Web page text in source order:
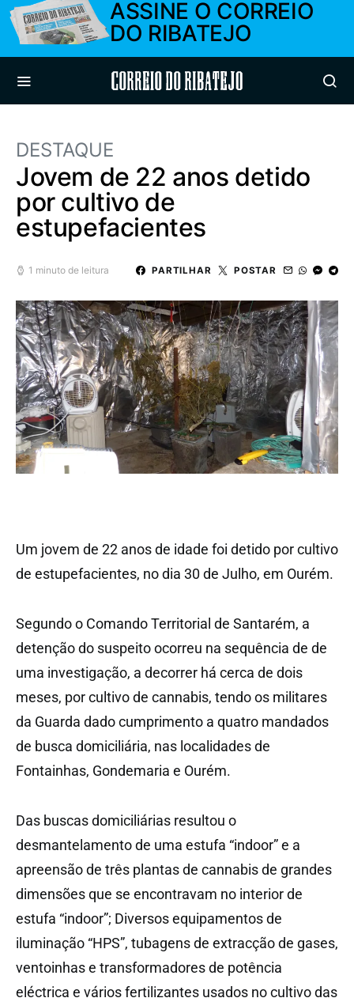
ASSINE O CORREIO
DO RIBATEJO
Correio do Ribatejo
DESTAQUE
Jovem de 22 anos detido
por cultivo de
estupefacientes
1 minuto de leitura PARTILHAR POSTAR
Um jovem de 22 anos de idade foi detido por cultivo
de estupefacientes, no dia 30 de Julho, em Ourém.
Segundo o Comando Territorial de Santarém, a
detenção do suspeito ocorreu na sequência de de
uma investigação, a decorrer há cerca de dois
meses, por cultivo de cannabis, tendo os militares
da Guarda dado cumprimento a quatro mandados
de busca domiciliária, nas localidades de
Fontainhas, Gondemaria e Ourém.
Das buscas domiciliárias resultou o
desmantelamento de uma estufa “indoor” e a
apreensão de três plantas de cannabis de grandes
dimensões que se encontravam no interior de
estufa “indoor”; Diversos equipamentos de
iluminação “HPS”, tubagens de extracção de gases,
ventoinhas e transformadores de potência
eléctrica e vários fertilizantes usados no cultivo das